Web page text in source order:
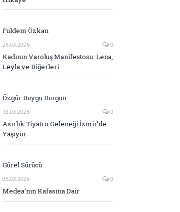
Fuldem Özkan
26.03.2026 0
Kadının Varoluş Manifestosu: Lena,
Leyla ve Diğerleri
Özgür Duygu Durgun
13.03.2026 0
Asırlık Tiyatro Geleneği İzmir’de
Yaşıyor
Gürel Sürücü
05.03.2026 0
Medea’nın Kafasına Dair